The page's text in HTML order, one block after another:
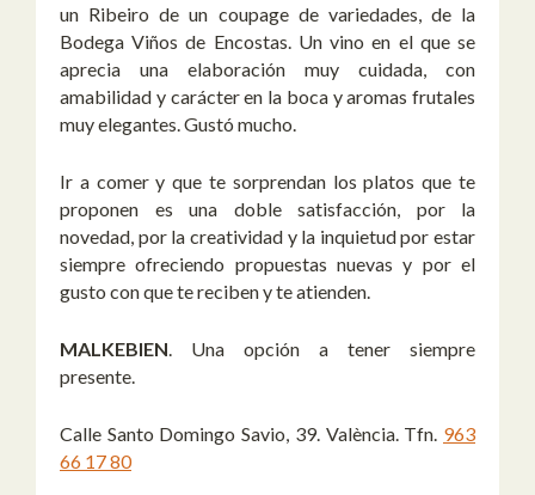
un Ribeiro de un coupage de variedades, de la
Bodega Viños de Encostas. Un vino en el que se
aprecia una elaboración muy cuidada, con
amabilidad y carácter en la boca y aromas frutales
muy elegantes. Gustó mucho.
Ir a comer y que te sorprendan los platos que te
proponen es una doble satisfacción, por la
novedad, por la creatividad y la inquietud por estar
siempre ofreciendo propuestas nuevas y por el
gusto con que te reciben y te atienden.
MALKEBIEN. Una opción a tener siempre
presente.
Calle Santo Domingo Savio, 39. València. Tfn. 963
66 17 80